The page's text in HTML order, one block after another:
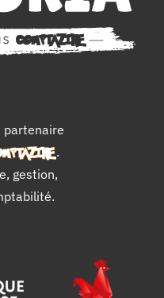
partenaire
.
gestion,